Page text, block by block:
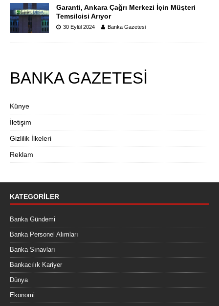
Garanti, Ankara Çağrı Merkezi İçin Müşteri
Temsilcisi Arıyor
30 Eylül 2024 Banka Gazetesi
BANKA GAZETESİ
Künye
İletişim
Gizlilik İlkeleri
Reklam
KATEGORILER
Banka Gündemi
Banka Personel Alımları
Banka Sınavları
Bankacılık Kariyer
Dünya
Ekonomi